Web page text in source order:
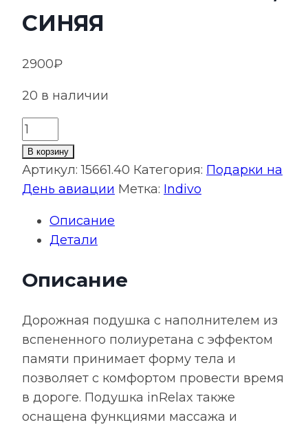
СИНЯЯ
2900₽
20 в наличии
Количество
товара
Дорожная
подушка-
inRelax,
синяя
В корзину
Артикул:15661.40 Категория: Подарки на
День авиации Метка: Indivo
Описание
Детали
Описание
Дорожная подушка с наполнителем из
вспененного полиуретана с эффектом
памяти принимает форму тела и
позволяет с комфортом провести время
в дороге. Подушка inRelax также
оснащена функциями массажа и